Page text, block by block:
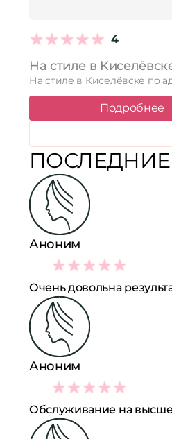
4
Подробнее
ПОСЛЕДНИЕ
Аноним
5
Очень довольна
Аноним
5
Обслуживание на